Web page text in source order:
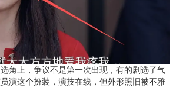
角上，争议不是第一次出现，有的剧选了气
演这个扮装，演技在线，但外形照旧被不雅